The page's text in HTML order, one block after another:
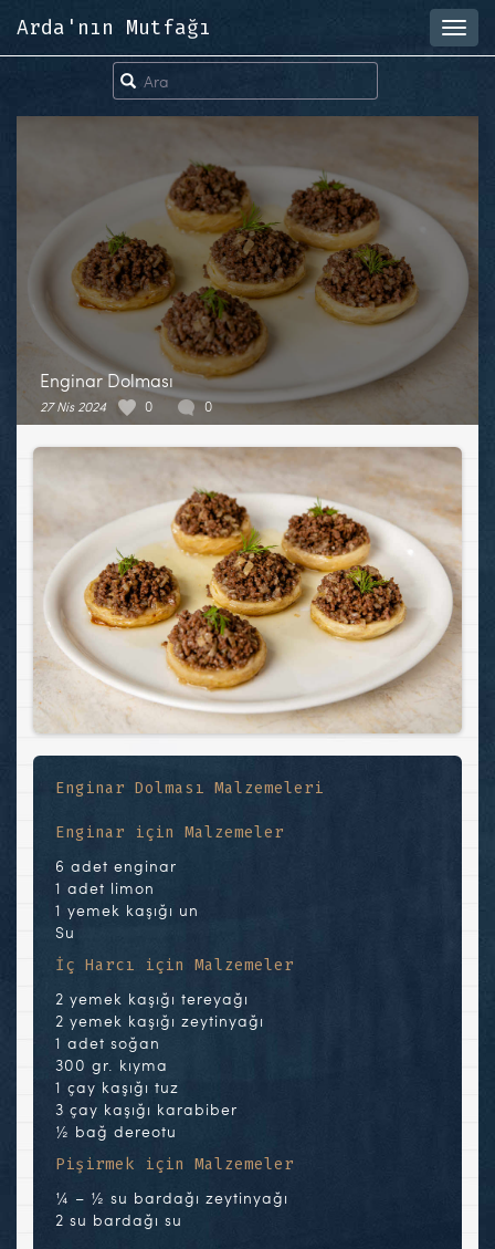
Arda'nın Mutfağı
Enginar Dolması
27 Nis 2024 0 0
Enginar Dolması Malzemeleri
Enginar için Malzemeler
6 adet enginar
1 adet limon
1 yemek kaşığı un
Su
İç Harcı için Malzemeler
2 yemek kaşığı tereyağı
2 yemek kaşığı zeytinyağı
1 adet soğan
300 gr. kıyma
1 çay kaşığı tuz
3 çay kaşığı karabiber
½ bağ dereotu
Pişirmek için Malzemeler
¼ – ½ su bardağı zeytinyağı
2 su bardağı su